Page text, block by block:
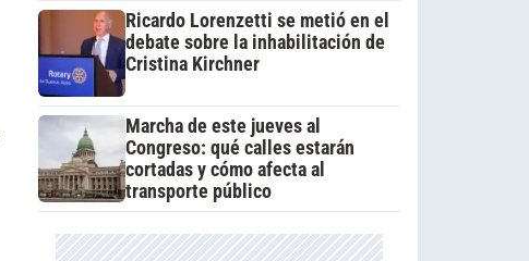
Ricardo Lorenzetti se metió en el
debate sobre la inhabilitación de
Cristina Kirchner
Marcha de este jueves al
Congreso: qué calles estarán
cortadas y cómo afecta al
transporte público